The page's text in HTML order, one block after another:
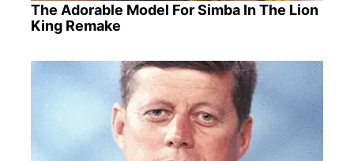
The Adorable Model For Simba In The Lion
King Remake